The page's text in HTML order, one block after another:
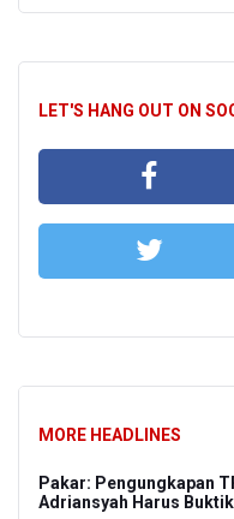
LET'S HANG OUT ON
MORE HEADLINES
Pakar: Pengungkapan
Adriansyah Harus